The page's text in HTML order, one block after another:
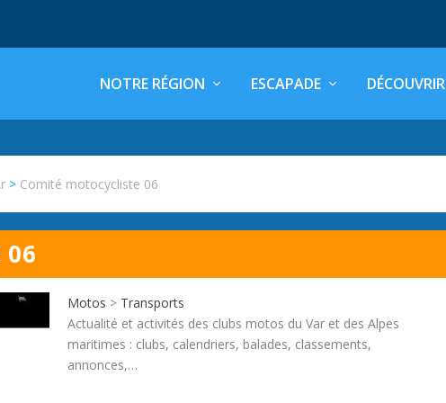
NOTRE RÉGION ESCAPADE DÉCOUVRIR
> Comité motocycliste 06
06
Motos > Transports
Actualité et activités des clubs motos du Var et des Alpes
maritimes : clubs, calendriers, balades, classements,
annonces,…